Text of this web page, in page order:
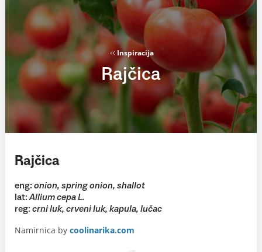
Inspiracija
Rajčica
Rajčica
eng: onion, spring onion, shallot
lat: Allium cepa L.
reg: crni luk, crveni luk, kapula, lučac
Namirnica by coolinarika.com